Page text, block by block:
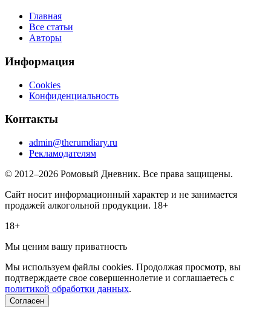
Главная
Все статьи
Авторы
Информация
Cookies
Конфиденциальность
Контакты
admin@therumdiary.ru
Рекламодателям
© 2012–2026 Ромовый Дневник. Все права защищены.
Сайт носит информационный характер и не занимается
продажей алкогольной продукции. 18+
18+
Мы ценим вашу приватность
Мы используем файлы cookies. Продолжая просмотр, вы
подтверждаете свое совершеннолетие и соглашаетесь с
политикой обработки данных.
Согласен